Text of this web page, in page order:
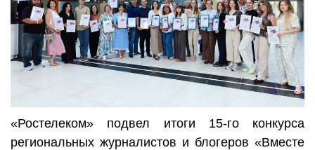
«Ростелеком» подвел итоги 15-го конкурса
региональных журналистов и блогеров «Вместе